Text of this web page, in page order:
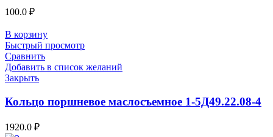
100.0 ₽
В корзину
Быстрый просмотр
Сравнить
Добавить в список желаний
Закрыть
Кольцо поршневое маслосъемное 1-5Д49.22.08-4
1920.0 ₽